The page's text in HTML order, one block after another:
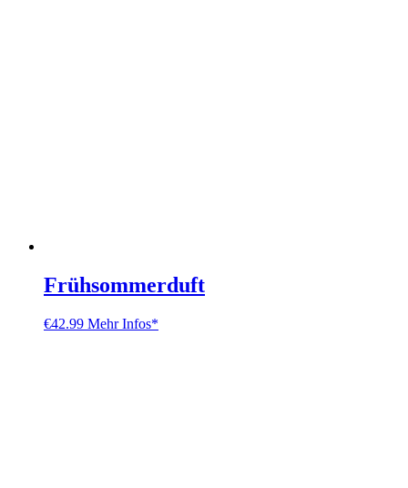
Frühsommerduft
€42.99 Mehr Infos*